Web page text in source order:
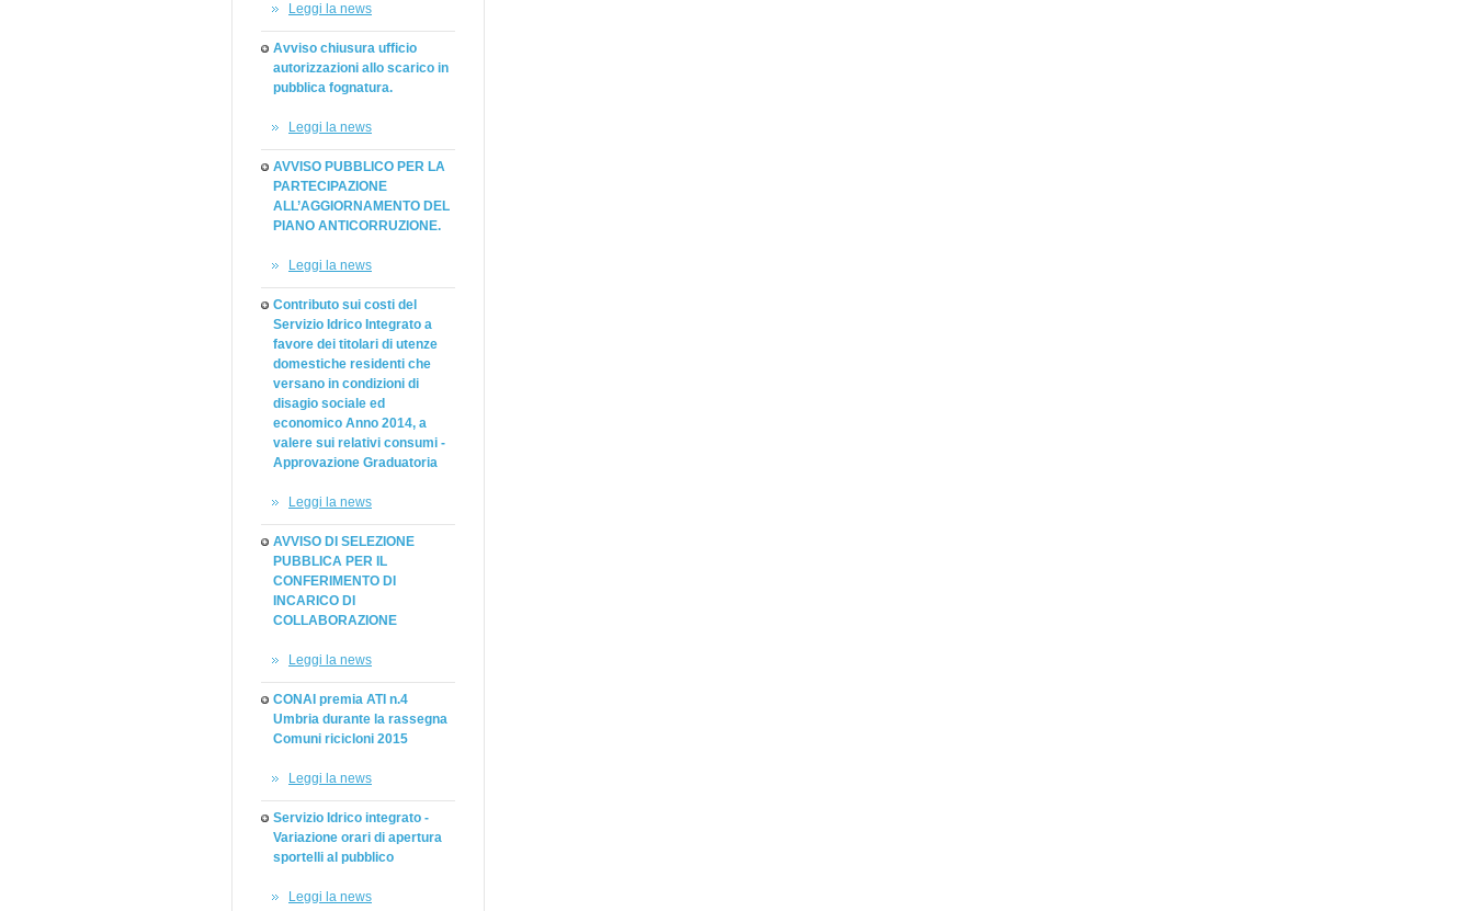
Leggi la news
Avviso chiusura ufficio
autorizzazioni allo scarico in
pubblica fognatura.
Leggi la news
AVVISO PUBBLICO PER LA
PARTECIPAZIONE
ALL’AGGIORNAMENTO DEL
PIANO ANTICORRUZIONE.
Leggi la news
Contributo sui costi del
Servizio Idrico Integrato a
favore dei titolari di utenze
domestiche residenti che
versano in condizioni di
disagio sociale ed
economico Anno 2014, a
valere sui relativi consumi -
Approvazione Graduatoria
Leggi la news
AVVISO DI SELEZIONE
PUBBLICA PER IL
CONFERIMENTO DI
INCARICO DI
COLLABORAZIONE
Leggi la news
CONAI premia ATI n.4
Umbria durante la rassegna
Comuni ricicloni 2015
Leggi la news
Servizio Idrico integrato -
Variazione orari di apertura
sportelli al pubblico
Leggi la news